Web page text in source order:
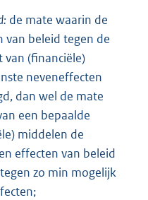
de mate waarin de
van beleid tegen de
van (financiële)
neveneffecten
dan wel de mate
een bepaalde
middelen de
effecten van beleid
zo min mogelijk